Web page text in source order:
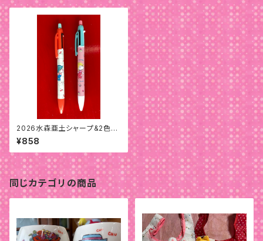
2026水森亜土シャープ&2色ボ
ールペン
¥858
同じカテゴリの商品